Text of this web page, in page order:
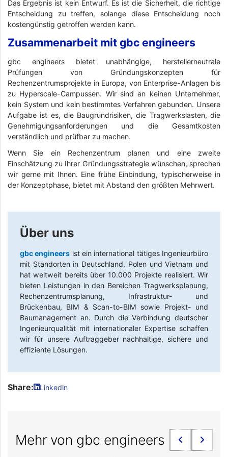
Das Ergebnis ist kein Entwurf. Es ist die Sicherheit, die richtige
Entscheidung zu treffen, solange diese Entscheidung noch
kostengünstig getroffen werden kann.
Zusammenarbeit mit gbc engineers
gbc engineers bietet unabhängige, herstellerneutrale
Prüfungen von Gründungskonzepten für
Rechenzentrumsprojekte in Europa, von Enterprise-Anlagen bis
zu Hyperscale-Campussen. Wir sind an keinen Unternehmer,
kein System und kein bestimmtes Verfahren gebunden. Unsere
Aufgabe ist es, die Baugrundrisiken, die Tragwerkslasten, die
Genehmigungsanforderungen und die Gesamtkosten
verständlich und prüfbar zu machen.
Wenn Sie ein Rechenzentrum planen und eine zweite
Einschätzung zu Ihrer Gründungsstrategie wünschen, sprechen
wir gerne mit Ihnen. Eine frühe Einbindung, typischerweise in
der Konzeptphase, bietet mit Abstand den größten Mehrwert.
Über uns
gbc engineers ist ein international tätiges Ingenieurbüro
mit Standorten in Deutschland, Polen und Vietnam und
hat weltweit bereits über 10.000 Projekte realisiert. Wir
bieten Leistungen in den Bereichen Tragwerksplanung,
Rechenzentrumsplanung, Infrastruktur- und
Brückenbau, BIM & Scan-to-BIM sowie Projekt- und
Baumanagement an. Durch die Verbindung deutscher
Ingenieurqualität mit internationaler Expertise schaffen
wir für unsere Auftraggeber nachhaltige, sichere und
effiziente Lösungen.
Share: Linkedin
Mehr von gbc engineers